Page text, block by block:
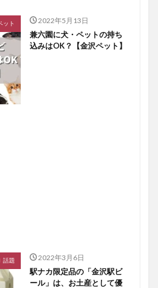
ット 2022年5月13日
兼六園に犬・ペットの持ち
込みはOK？【金沢ペット】
話題 2022年3月6日
駅ナカ限定品の「金沢駅ビ
ール」は、お土産として優